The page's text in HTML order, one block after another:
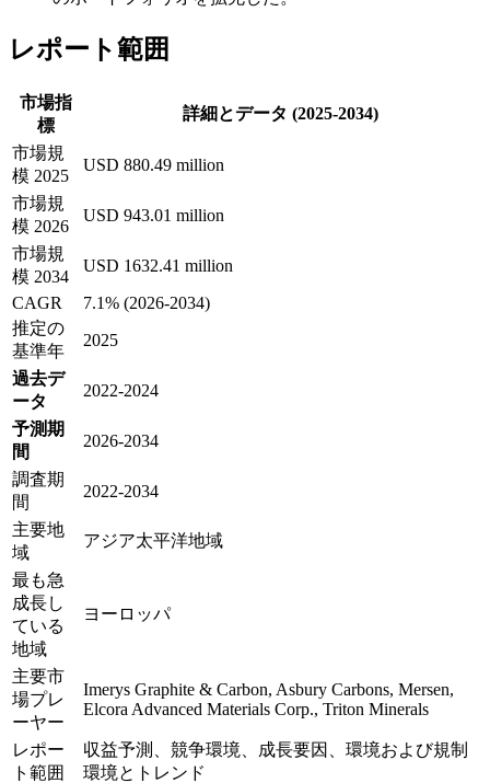
レポート範囲
市場指
標
詳細とデータ (2025-2034)
市場規
模 2025
USD 880.49 million
市場規
模 2026
USD 943.01 million
市場規
模 2034
USD 1632.41 million
CAGR
7.1% (2026-2034)
推定の
基準年
2025
過去デ
ータ
2022-2024
予測期
間
2026-2034
調査期
間
2022-2034
主要地
域
アジア太平洋地域
最も急
成長し
ている
地域
ヨーロッパ
主要市
場プレ
ーヤー
Imerys Graphite & Carbon, Asbury Carbons, Mersen,
Elcora Advanced Materials Corp., Triton Minerals
レポー
ト範囲
収益予測、競争環境、成長要因、環境および規制
環境とトレンド